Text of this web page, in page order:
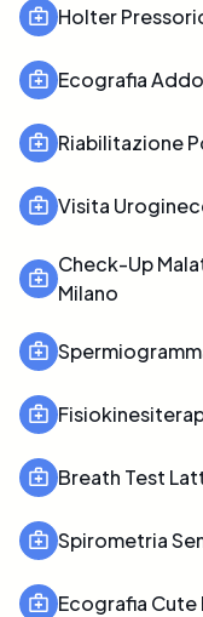
Holter
Ecografia
Riabilitazione
Visita
Check-Up
Milano
Breath Test
Spirometria
Ecografia Cute